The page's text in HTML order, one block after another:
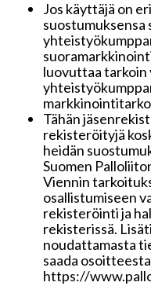
Jos käyttäjä on
suostumuksensa
luovuttaa tarkoin
Tähän
rekisteröityjä
heidän
Suomen
Viennin
osallistumiseen
rekisteröinti ja
rekisterissä.
noudattamasta
saada osoitteesta
https://